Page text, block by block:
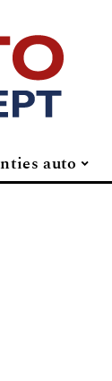
auto